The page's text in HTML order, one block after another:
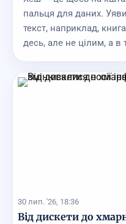
пальця для даних.
текст, наприклад,
десь, але не цілим, а в
30 лип. '26, 18:36
Від дискети до